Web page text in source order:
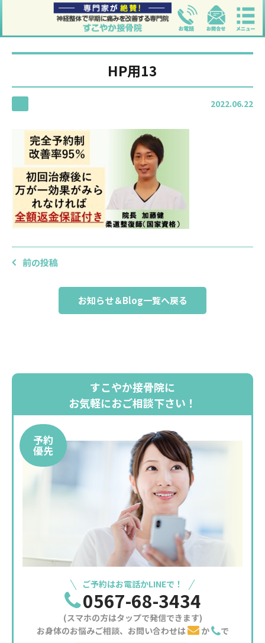
HP用13
2022.06.22
前の投稿
お知らせ＆Blog一覧へ戻る
すこやか接骨院に
お気軽におご相談下さい！
予約
優先
ご予約はお電話かLINEで！
0567-68-3434
(スマホの方はタップで発信できます)
お身体のお悩みご相談、お問い合わせは
か で